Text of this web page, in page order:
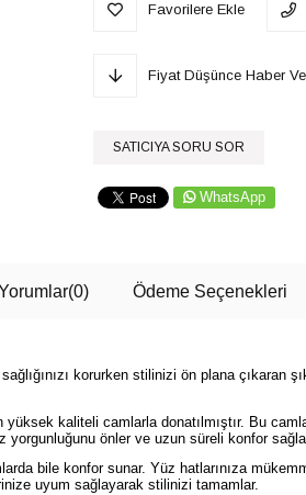
Favorilere Ekle
Fiyat Düşünce Haber
SATICIYA SORU SOR
WhatsApp
(0) Ödeme Seçenekleri
korurken stilinizi ön plana çıkaran
kaliteli camlarla donatılmıştır. Bu
yorgunluğunu önler ve uzun süreli konfor
bile konfor sunar. Yüz hatlarınıza
uyum sağlayarak stilinizi tamamlar.